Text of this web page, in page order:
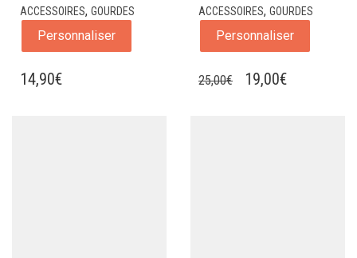
ACCESSOIRES, GOURDES
Personnaliser
14,90€
ACCESSOIRES, GOURDES
Personnaliser
25,00€
LE
19,00€LE